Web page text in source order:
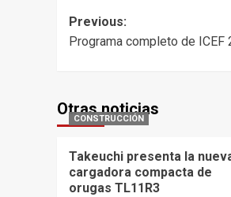
Post
navigation
Previous:
Programa completo de ICEF
Otras noticias
CONSTRUCCIÓN
Takeuchi presenta la
cargadora compacta de
orugas TL11R3